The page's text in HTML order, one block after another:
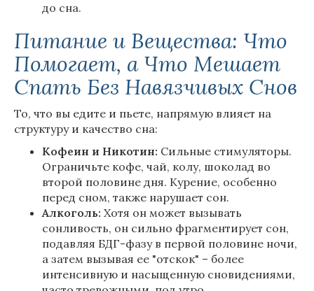
до сна.
Питание и Вещества: Что
Помогает, а Что Мешает
Спать Без Навязчивых Снов
То, что вы едите и пьете, напрямую влияет на
структуру и качество сна:
Кофеин и Никотин: Сильные стимуляторы.
Ограничьте кофе, чай, колу, шоколад во
второй половине дня. Курение, особенно
перед сном, также нарушает сон.
Алкоголь: Хотя он может вызывать
сонливость, он сильно фрагментирует сон,
подавляя БДГ-фазу в первой половине ночи,
а затем вызывая ее "отскок" – более
интенсивную и насыщенную сновидениями,